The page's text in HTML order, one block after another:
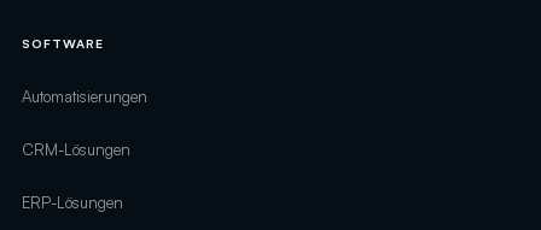
SOFTWARE
Automatisierungen
CRM-Lösungen
ERP-Lösungen